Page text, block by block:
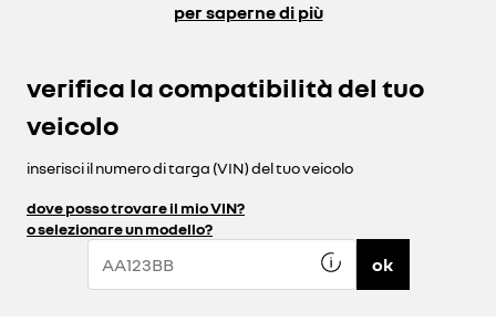
per saperne di più
verifica la compatibilità del tuo
veicolo
inserisci il numero di targa (VIN) del tuo veicolo
dove posso trovare il mio VIN?
o selezionare un modello?
ok